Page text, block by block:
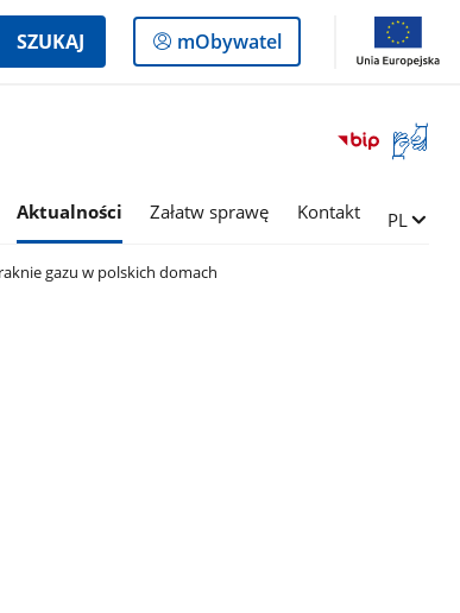
SZUKAJ
Logowanie
do
mObywatel
Otwórz
okno
języka
Aktualności Załatw sprawę Kontakt Zmień
PL
gazu w polskich domach